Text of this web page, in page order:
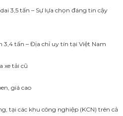
3,5 tấn – Sự lựa chọn đáng tin cậy
3,4 tấn – Địa chỉ uy tín tại Việt Nam
xe tải cũ
giá cao
tại các khu công nghiệp (KCN) trên cả